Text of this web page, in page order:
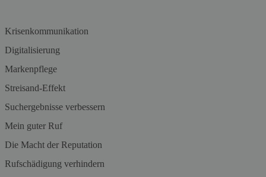
Krisenkommunikation
Digitalisierung
Markenpflege
Streisand-Effekt
Suchergebnisse verbessern
Mein guter Ruf
Die Macht der Reputation
Rufschädigung verhindern